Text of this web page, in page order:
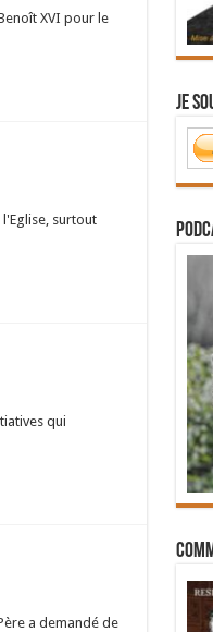
XVI pour le
surtout
qui
a demandé de
Je